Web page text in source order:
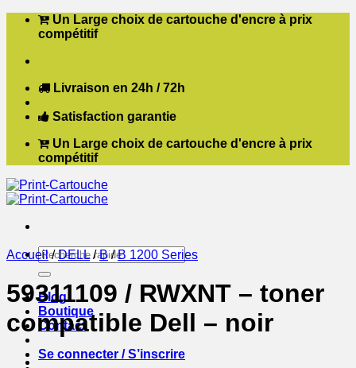
Passer Un Large choix de cartouche d'encre à prix
compétitif
Livraison en 24h / 72h
Satisfaction garantie
Un Large choix de cartouche d'encre à prix
compétitif
Recherche
pour :
Blog
Boutique
Contact
Se connecter / S’inscrire
Accueil / DELL / B / B 1200 Series
59311109 / RWXNT – toner
compatible Dell – noir